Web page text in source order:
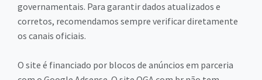
governamentais. Para garantir dados atualizados e
corretos, recomendamos sempre verificar diretamente
os canais oficiais.
O site é financiado por blocos de anúncios em parceria